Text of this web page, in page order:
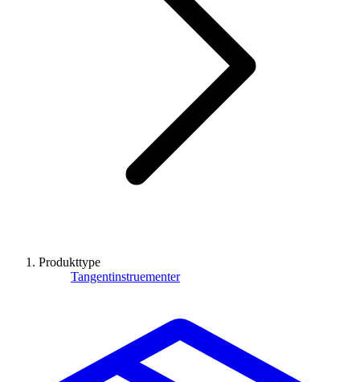
Produkttype
Tangentinstruementer